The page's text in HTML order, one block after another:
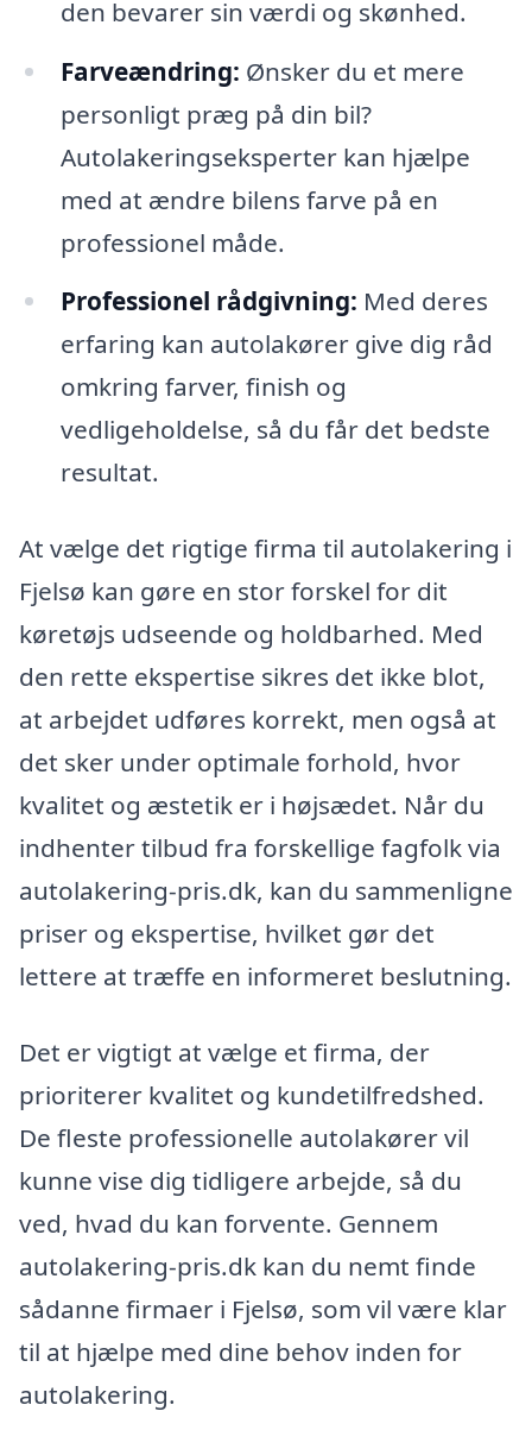
den bevarer sin værdi og skønhed.
Farveændring: Ønsker du et mere
personligt præg på din bil?
Autolakeringseksperter kan hjælpe
med at ændre bilens farve på en
professionel måde.
Professionel rådgivning: Med deres
erfaring kan autolakører give dig råd
omkring farver, finish og
vedligeholdelse, så du får det bedste
resultat.
At vælge det rigtige firma til autolakering i
Fjelsø kan gøre en stor forskel for dit
køretøjs udseende og holdbarhed. Med
den rette ekspertise sikres det ikke blot,
at arbejdet udføres korrekt, men også at
det sker under optimale forhold, hvor
kvalitet og æstetik er i højsædet. Når du
indhenter tilbud fra forskellige fagfolk via
autolakering-pris.dk, kan du sammenligne
priser og ekspertise, hvilket gør det
lettere at træffe en informeret beslutning.
Det er vigtigt at vælge et firma, der
prioriterer kvalitet og kundetilfredshed.
De fleste professionelle autolakører vil
kunne vise dig tidligere arbejde, så du
ved, hvad du kan forvente. Gennem
autolakering-pris.dk kan du nemt finde
sådanne firmaer i Fjelsø, som vil være klar
til at hjælpe med dine behov inden for
autolakering.